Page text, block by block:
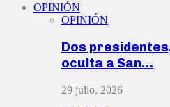
OPINIÓN
OPINIÓN
Dos
oculta a San…
29 julio, 2026